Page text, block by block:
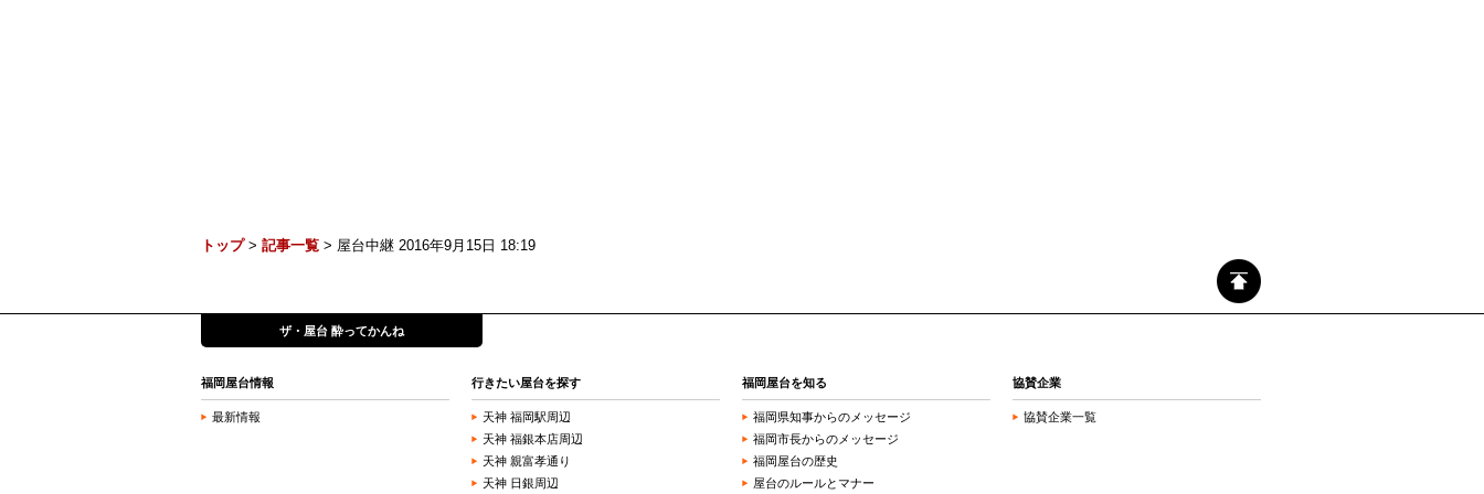
トップ> 記事一覧 > 屋台中継 2016年9月15日 18:19
ザ・屋台 酔ってかんね
福岡屋台情報
最新情報
行きたい屋台を探す
天神 福岡駅周辺
天神 福銀本店周辺
天神 親富孝通り
天神 日銀周辺
福岡屋台を知る
福岡県知事からのメッセージ
福岡市長からのメッセージ
福岡屋台の歴史
屋台のルールとマナー
協賛企業
協賛企業一覧